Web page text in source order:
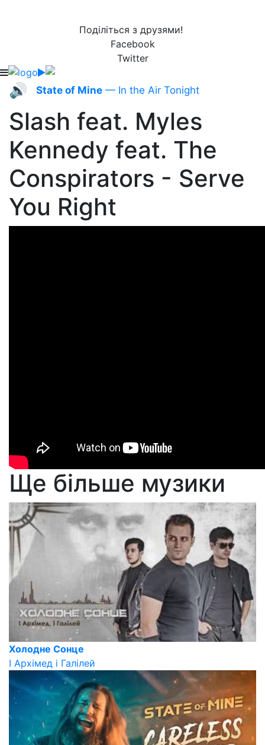
Поділіться з друзями!
Facebook
Twitter
🔊 State of Mine — In the Air Tonight
Slash feat. Myles
Kennedy feat. The
Conspirators - Serve
You Right
Ще більше музики
Холодне Сонце
І Архімед і Галілей